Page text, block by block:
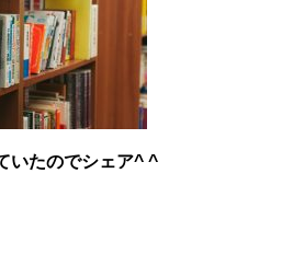
いたのでシェア^ ^